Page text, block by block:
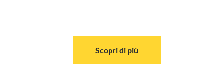
Scopri di più